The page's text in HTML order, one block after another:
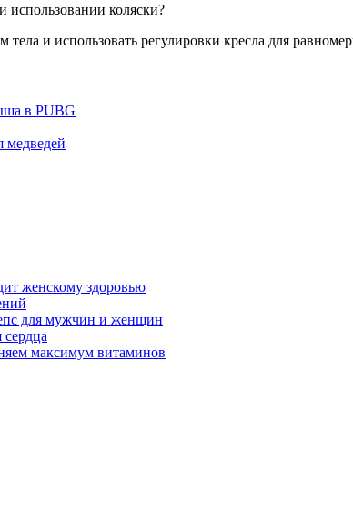
использовании коляски?
и использовать регулировки кресла для
в PUBG
медведей
женскому здоровью
для мужчин и женщин
максимум витаминов